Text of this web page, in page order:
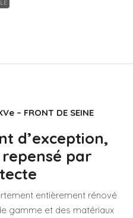
– FRONT DE SEINE
d’exception,
par
entièrement rénové
gamme et des matériaux